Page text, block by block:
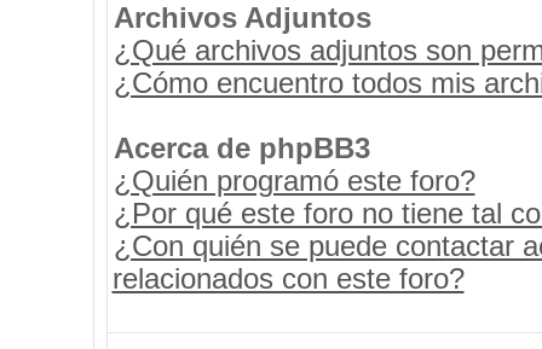
Archivos Adjuntos
¿Qué archivos adjuntos son
¿Cómo encuentro todos mis
Acerca de phpBB3
¿Quién programó este foro?
¿Por qué este foro no tiene tal
¿Con quién se puede contactar
relacionados con este foro?